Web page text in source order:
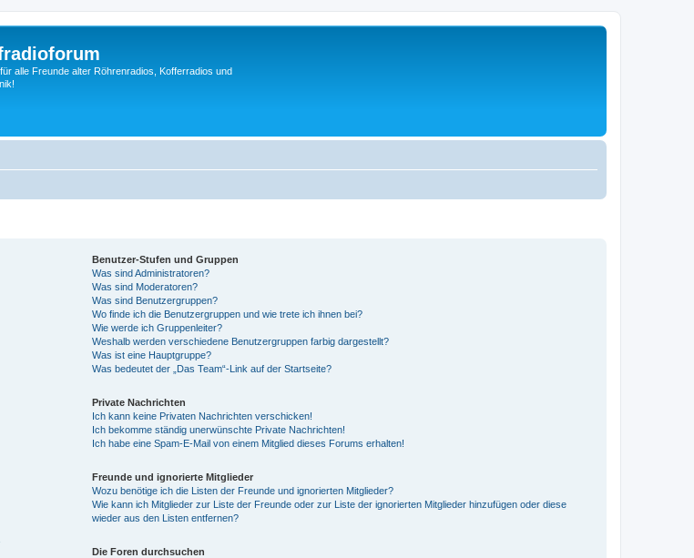
alle Freunde alter Röhrenradios, Kofferradios und
Benutzer-Stufen und Gruppen
Was sind Administratoren?
Was sind Moderatoren?
Was sind Benutzergruppen?
Wo finde ich die Benutzergruppen und wie trete ich ihnen bei?
Wie werde ich Gruppenleiter?
Weshalb werden verschiedene Benutzergruppen farbig dargestellt?
Was ist eine Hauptgruppe?
Was bedeutet der „Das Team“-Link auf der Startseite?
Private Nachrichten
Ich kann keine Privaten Nachrichten verschicken!
Ich bekomme ständig unerwünschte Private Nachrichten!
Ich habe eine Spam-E-Mail von einem Mitglied dieses Forums erhalten!
Freunde und ignorierte Mitglieder
Wozu benötige ich die Listen der Freunde und ignorierten Mitglieder?
Wie kann ich Mitglieder zur Liste der Freunde oder zur Liste der ignorierten Mitglieder hinzufügen oder diese
wieder aus den Listen entfernen?
Die Foren durchsuchen